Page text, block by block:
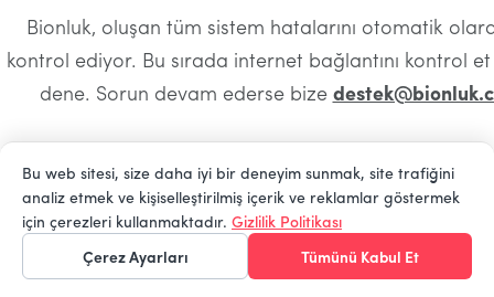
Bionluk, oluşan tüm sistem hatalarını otomatik
kontrol ediyor. Bu sırada internet bağlantını kontrol
dene. Sorun devam ederse bize
Ana Sayfaya Dön
Bu web sitesi, size daha iyi bir deneyim sunmak, site trafiğini
analiz etmek ve kişiselleştirilmiş içerik ve reklamlar göstermek
için çerezleri kullanmaktadır. Gizlilik Politikası
Çerez Ayarları
Tümünü Kabul Et